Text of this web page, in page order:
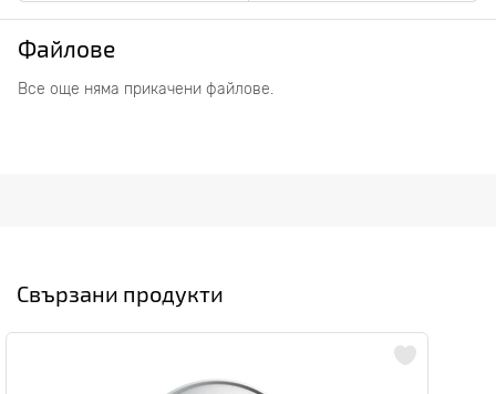
Файлове
Все още няма прикачени файлове.
Свързани продукти